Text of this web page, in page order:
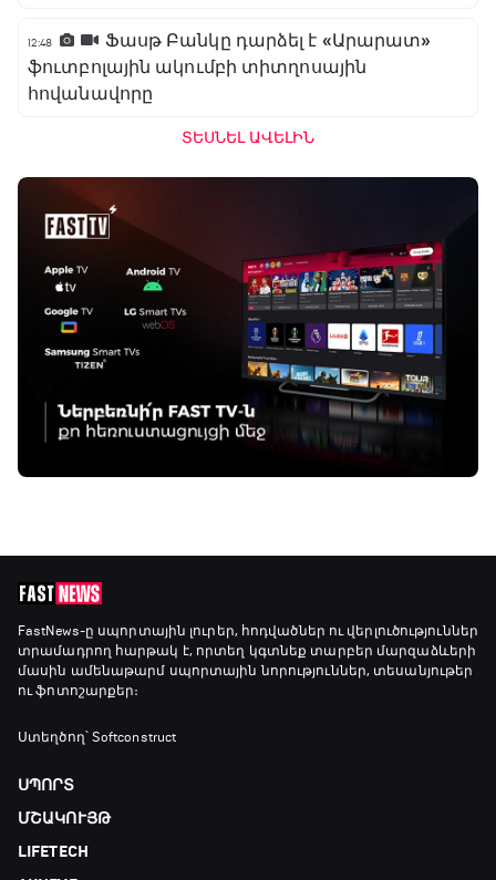
12:48
Ֆասթ Բանկը դարձել է «Արարատ»
ֆուտբոլային ակումբի տիտղոսային
հովանավորը
ՏԵՍՆԵԼ ԱՎԵԼԻՆ
FastNews-ը սպորտային լուրեր, հոդվածներ ու վերլուծություններ
տրամադրող հարթակ է, որտեղ կգտնեք տարբեր մարզաձևերի
մասին ամենաթարմ սպորտային նորություններ, տեսանյութեր
ու ֆոտոշարքեր։
Ստեղծող՝ Softconstruct
ՍՊՈՐՏ
ՄՇԱԿՈՒՅԹ
LIFETECH